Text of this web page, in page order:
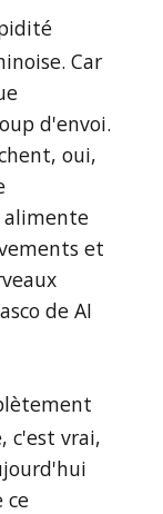
Car
d'envoi.
oui,
alimente
et
de AI
c'est vrai,
ce